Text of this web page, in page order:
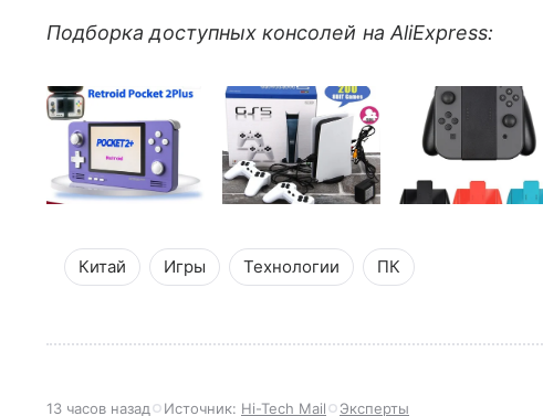
Подборка доступных консолей на AliExpress:
Китай Игры Технологии ПК
13 часов назад Источник: Hi-Tech Mail Эксперты